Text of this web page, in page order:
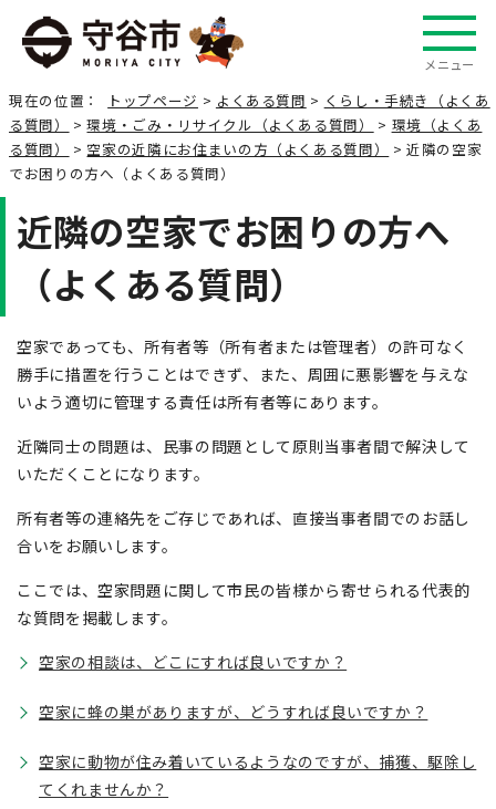
メニュー
現在の位置： トップページ > よくある質問 > くらし・手続き（よくあ
る質問）
>環境・ごみ・リサイクル（よくある質問） > 環境（よくあ
る質問）
> 空家の近隣にお住まいの方（よくある質問）
> 近隣の空家
でお困りの方へ（よくある質問）
近隣の空家でお困りの方へ
（よくある質問）
空家であっても、所有者等（所有者または管理者）の許可なく
勝手に措置を行うことはできず、また、周囲に悪影響を与えな
いよう適切に管理する責任は所有者等にあります。
近隣同士の問題は、民事の問題として原則当事者間で解決して
いただくことになります。
所有者等の連絡先をご存じであれば、直接当事者間でのお話し
合いをお願いします。
ここでは、空家問題に関して市民の皆様から寄せられる代表的
な質問を掲載します。
空家の相談は、どこにすれば良いですか？
空家に蜂の巣がありますが、どうすれば良いですか？
空家に動物が住み着いているようなのですが、捕獲、駆除し
てくれませんか？